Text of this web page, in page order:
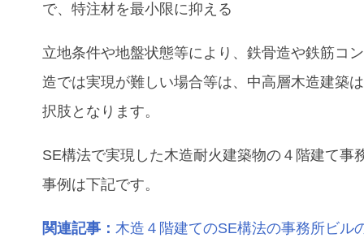
で、特注材を最小限に抑える
立地条件や地盤状態等により、鉄骨造や鉄筋コ
造では実現が難しい場合等は、中高層木造建築
択肢となります。
SE構法で実現した木造耐火建築物の４階建て事
事例は下記です。
関連記事：木造４階建てのSE構法の事務所ビル